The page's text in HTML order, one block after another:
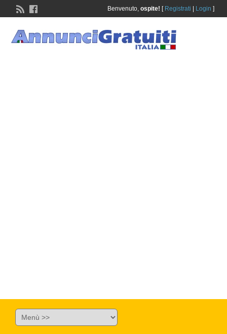
Benvenuto, ospite! [ Registrati Login ]